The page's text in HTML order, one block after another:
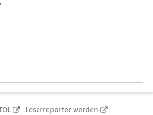
Leserreporter werden